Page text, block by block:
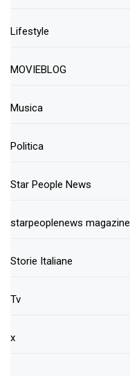
Lifestyle
MOVIEBLOG
Musica
Politica
Star People News
starpeoplenews magazine
Storie Italiane
Tv
x